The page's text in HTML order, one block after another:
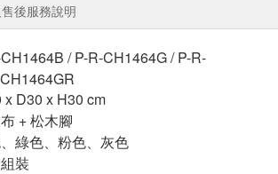
後服務說明
/ P-R-CH1464G / P-R-
D30 x H30 cm
+ 松木腳
綠色、粉色、灰色
裝